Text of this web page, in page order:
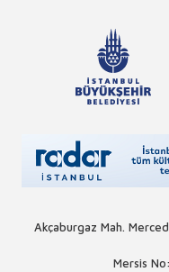
Akçaburgaz Mah.
Mersis